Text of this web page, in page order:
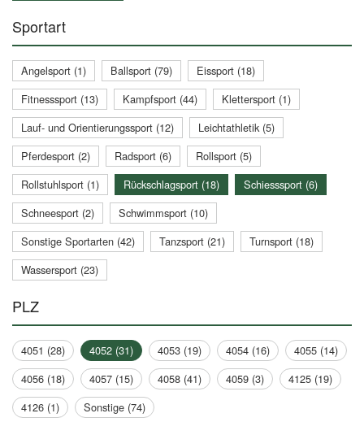
Sportart
Angelsport (1) Ballsport (79)
Eissport (18)
Fitnesssport (13)
Kampfsport (44)
Klettersport (1)
Lauf- und Orientierungssport (12)
Leichtathletik (5)
Pferdesport (2)
Radsport (6)
Rollsport (5)
Rollstuhlsport (1)
Rückschlagsport (18)
Schiesssport (6)
Schneesport (2)
Schwimmsport (10)
Sonstige Sportarten (42)
Tanzsport (21)
Turnsport (18)
Wassersport (23)
PLZ
4051 (28) 4052 (31) 4053 (19) 4054 (16)
4055 (14)
4056 (18)
4057 (15) 4058 (41) 4059 (3)
4125 (19)
4126 (1)
Sonstige (74)